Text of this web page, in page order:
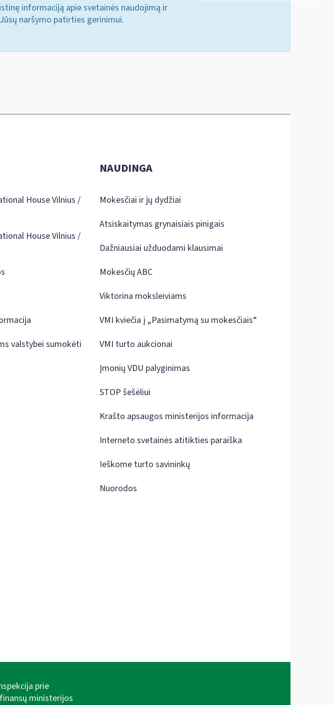
informaciją apie svetainės naudojimą ir
naršymo patirties gerinimui.
House Vilnius /
House Vilnius /
valstybei sumokėti
NAUDINGA
Mokesčiai ir jų dydžiai
Atsiskaitymas grynaisiais pinigais
Dažniausiai užduodami klausimai
Mokesčių ABC
Viktorina moksleiviams
VMI kviečia į „Pasimatymą su mokesčiais“
VMI turto aukcionai
Įmonių VDU palyginimas
STOP šešėliui
Krašto apsaugos ministerijos informacija
Interneto svetainės atitikties paraiška
Ieškome turto savininkų
Nuorodos
prie
ministerijos